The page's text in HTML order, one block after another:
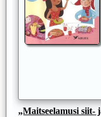
„Maitseelamusi siit-